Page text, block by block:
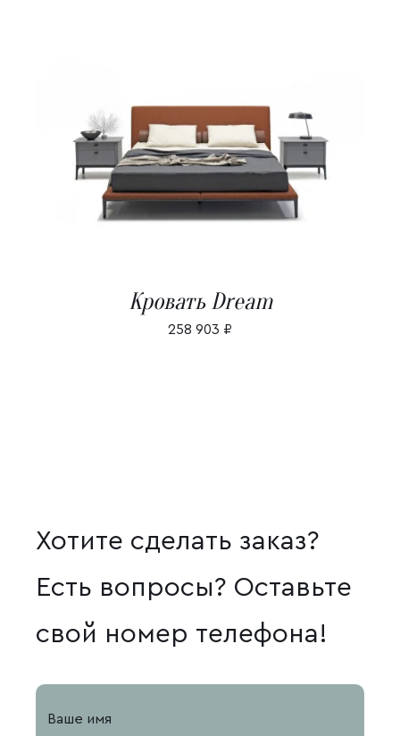
В КОРЗИНУ / ДЕТАЛИ
Кровать Dream
258 903 ₽
Хотите сделать заказ?
Есть вопросы? Оставьте
свой номер телефона!
Ваше имя